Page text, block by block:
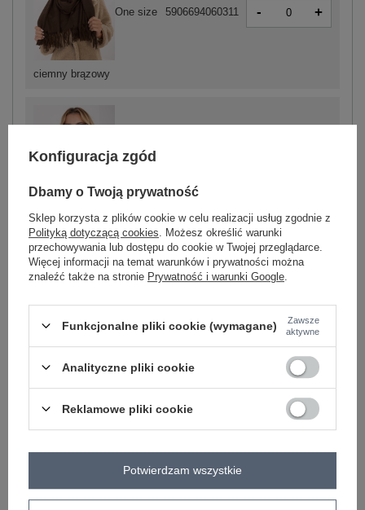
ciemny brązowy
One size 5906694060311 - +
szaro-niebieski
One size
+
ZALOGUJ SIĘ I ZOBACZ CENĘ
Konfiguracja zgód
Dbamy o Twoją prywatność
Sklep korzysta z plików cookie w celu realizacji usług zgodnie z
Polityką dotyczącą cookies . Możesz określić warunki
przechowywania lub dostępu do cookie w Twojej przeglądarce.
Więcej informacji na temat warunków i prywatności można
znaleźć także na stronie Prywatność i warunki Google
Funkcjonalne pliki cookie (wymagane)
Zawsze
aktywne
Analityczne pliki cookie
Reklamowe pliki cookie
Potwierdzam wszystkie